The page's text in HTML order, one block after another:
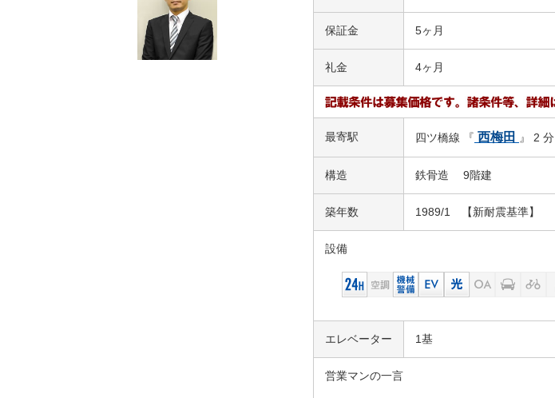
保証金 5ヶ月
礼金 4ヶ月
最寄駅 四ツ橋線 『 西梅田 』 2 分
構造 鉄骨造 9階建
築年数 1989/1 【新耐震基準】
設備
エレベーター 1基
営業マンの一言